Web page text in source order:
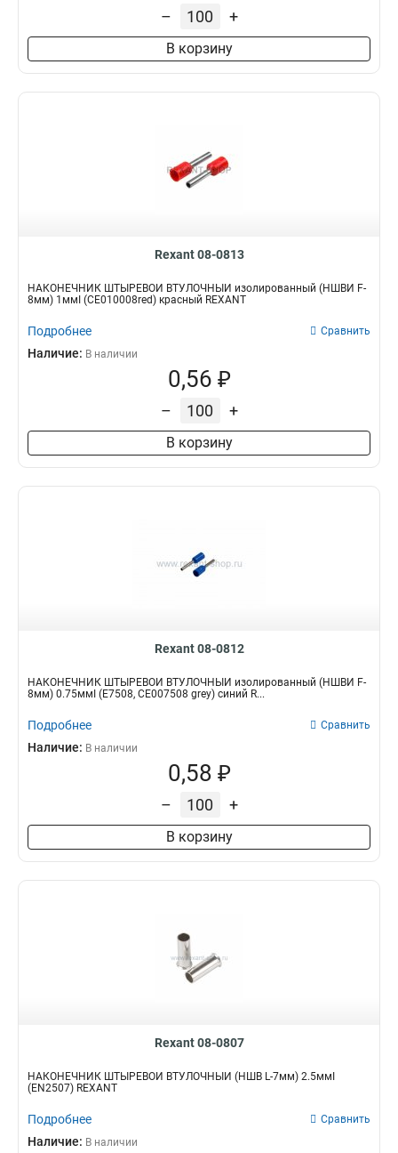
– +
В корзину
Rexant 08-0813
НАКОНЕЧНИК ШТЫРЕВОЙ ВТУЛОЧНЫЙ изолированный (НШВИ F-
8мм) 1ммІ (СЕ010008red) красный REXANT
Подробнее Сравнить
Наличие: В наличии
0,56 ₽
– +
В корзину
Rexant 08-0812
НАКОНЕЧНИК ШТЫРЕВОЙ ВТУЛОЧНЫЙ изолированный (НШВИ F-
8мм) 0.75ммІ (E7508, СЕ007508 grey) синий R...
Подробнее Сравнить
Наличие: В наличии
0,58 ₽
– +
В корзину
Rexant 08-0807
НАКОНЕЧНИК ШТЫРЕВОЙ ВТУЛОЧНЫЙ (НШВ L-7мм) 2.5ммІ
(EN2507) REXANT
Подробнее Сравнить
Наличие: В наличии